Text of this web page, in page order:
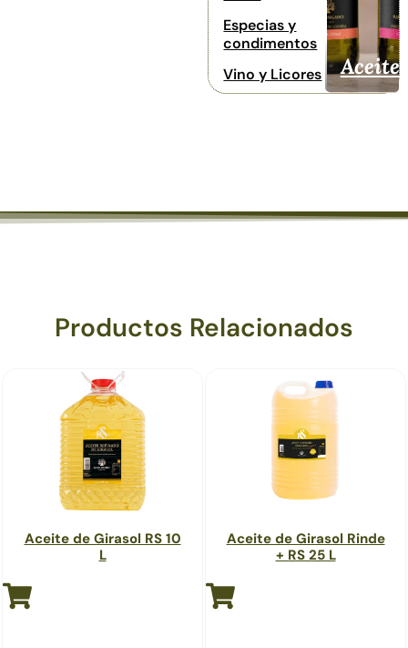
Aceites
Especias y
condimentos
Vino y Licores
Productos Relacionados
Aceite de Girasol RS 10
L
Aceite de Girasol Rinde
+ RS 25 L